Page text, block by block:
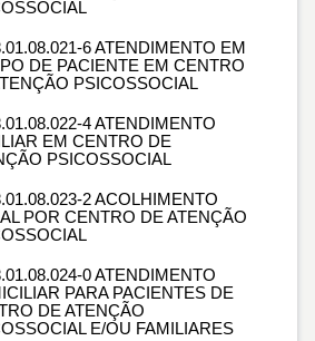
6 ATENDIMENTO EM
DE PACIENTE EM CENTRO
PSICOSSOCIAL
4 ATENDIMENTO
EM CENTRO DE
PSICOSSOCIAL
2 ACOLHIMENTO
POR CENTRO DE ATENÇÃO
0 ATENDIMENTO
PARA PACIENTES DE
DE ATENÇÃO
E/OU FAMILIARES